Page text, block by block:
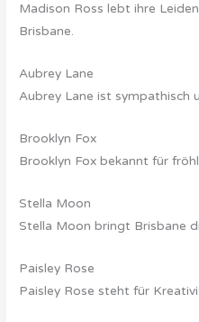
Madison Ross lebt ihre
Brisbane.
Aubrey Lane
Aubrey Lane ist sympathisch
Brooklyn Fox
Brooklyn Fox bekannt für
Stella Moon
Stella Moon bringt Brisbane
Paisley Rose
Paisley Rose steht für